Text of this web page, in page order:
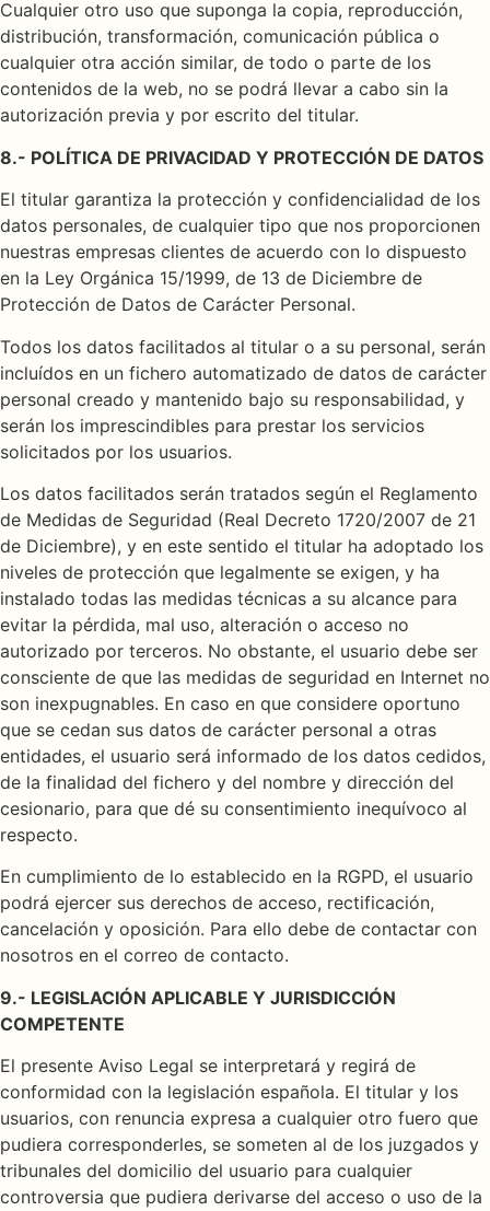
Cualquier otro uso que suponga la copia, reproducción,
distribución, transformación, comunicación pública o
cualquier otra acción similar, de todo o parte de los
contenidos de la web, no se podrá llevar a cabo sin la
autorización previa y por escrito del titular.
8.- POLÍTICA DE PRIVACIDAD Y PROTECCIÓN DE DATOS
El titular garantiza la protección y confidencialidad de los
datos personales, de cualquier tipo que nos proporcionen
nuestras empresas clientes de acuerdo con lo dispuesto
en la Ley Orgánica 15/1999, de 13 de Diciembre de
Protección de Datos de Carácter Personal.
Todos los datos facilitados al titular o a su personal, serán
incluídos en un fichero automatizado de datos de carácter
personal creado y mantenido bajo su responsabilidad, y
serán los imprescindibles para prestar los servicios
solicitados por los usuarios.
Los datos facilitados serán tratados según el Reglamento
de Medidas de Seguridad (Real Decreto 1720/2007 de 21
de Diciembre), y en este sentido el titular ha adoptado los
niveles de protección que legalmente se exigen, y ha
instalado todas las medidas técnicas a su alcance para
evitar la pérdida, mal uso, alteración o acceso no
autorizado por terceros. No obstante, el usuario debe ser
consciente de que las medidas de seguridad en Internet no
son inexpugnables. En caso en que considere oportuno
que se cedan sus datos de carácter personal a otras
entidades, el usuario será informado de los datos cedidos,
de la finalidad del fichero y del nombre y dirección del
cesionario, para que dé su consentimiento inequívoco al
respecto.
En cumplimiento de lo establecido en la RGPD, el usuario
podrá ejercer sus derechos de acceso, rectificación,
cancelación y oposición. Para ello debe de contactar con
nosotros en el correo de contacto.
9.- LEGISLACIÓN APLICABLE Y JURISDICCIÓN
COMPETENTE
El presente Aviso Legal se interpretará y regirá de
conformidad con la legislación española. El titular y los
usuarios, con renuncia expresa a cualquier otro fuero que
pudiera corresponderles, se someten al de los juzgados y
tribunales del domicilio del usuario para cualquier
controversia que pudiera derivarse del acceso o uso de la